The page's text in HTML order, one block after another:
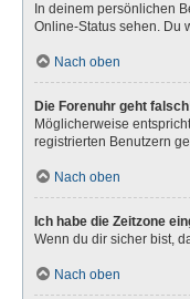
In deinem persönlichen
Online-Status sehen. Du
Nach oben
Die Forenuhr geht
Möglicherweise
registrierten Benutzern
Nach oben
Ich habe die Zeitzone
Wenn du dir sicher bist,
Nach oben